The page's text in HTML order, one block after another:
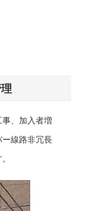
、加入者増
線路非冗長